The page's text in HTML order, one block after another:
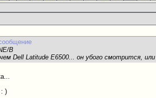
B
Dell Latitude E6500... он убого смотрится,
: )